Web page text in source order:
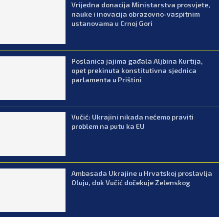
Vrijedna donacija Ministarstva prosvjete,
nauke i inovacija obrazovno-vaspitnim
ustanovama u Crnoj Gori
Poslanica jajima gađala Aljbina Kurtija,
opet prekinuta konstitutivna sjednica
parlamenta u Prištini
Vučić: Ukrajini nikada nećemo praviti
problem na putu ka EU
Ambasada Ukrajine u Hrvatskoj proslavlja
Oluju, dok Vučić dočekuje Zelenskog